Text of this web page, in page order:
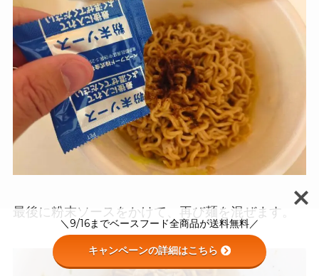
最後に粉末ソースをかけて、再び麺を混ぜます。
＼9/16までベースフード全商品が送料無料／
キャンペーンの詳細はこちら